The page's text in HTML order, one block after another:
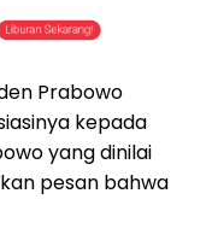
Prabowo
kepada
yang dinilai
pesan bahwa